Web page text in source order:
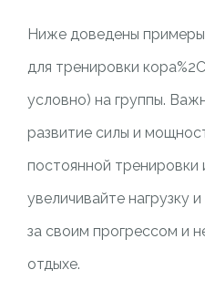
Ниже доведены
для тренировки
условно) на группы.
развитие силы и
постоянной тренировки
увеличивайте нагрузку
за своим прогрессом и
отдыхе.